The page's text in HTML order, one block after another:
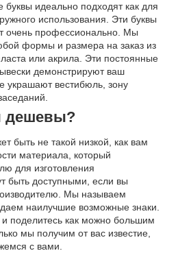
идеально подходят как для
использования. Эти буквы
очень профессионально. Мы
формы и размера на заказ из
или акрила. Эти постоянные
демонстрируют ваш
украшают вестибюль, зону
дешевы?
быть не такой низкой, как вам
материала, который
для изготовления
быть доступными, если вы
Мы называем
наилучшие возможные знаки.
поделитесь как можно большим
мы получим от вас известие,
с вами.